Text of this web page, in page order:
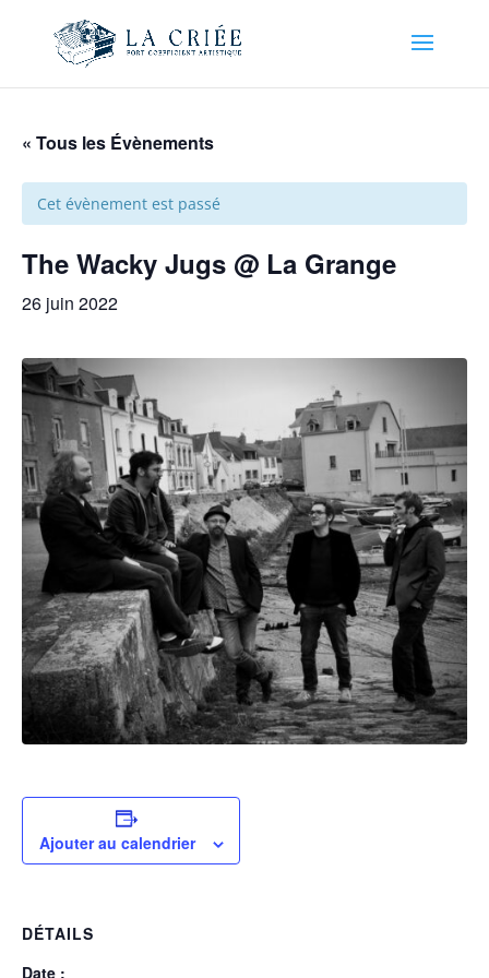
« Tous les Évènements
Cet évènement est passé
The Wacky Jugs @ La Grange
26 juin 2022
Ajouter au calendrier
DÉTAILS
Date :